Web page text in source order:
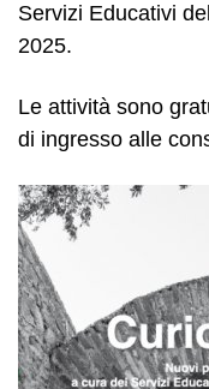
Servizi Educativi
2025.
Le attività sono
di ingresso alle